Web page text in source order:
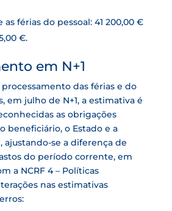
as férias do pessoal: 41 200,00 €
€.
em N+1
das férias e do
em julho de N+1, a estimativa é
as obrigações
beneficiário, o Estado e a
ajustando-se a diferença de
do período corrente, em
a NCRF 4 – Políticas
nas estimativas